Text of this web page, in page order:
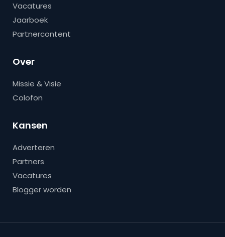
Vacatures
Jaarboek
Partnercontent
Over
Missie & Visie
Colofon
Kansen
Adverteren
Partners
Vacatures
Blogger worden